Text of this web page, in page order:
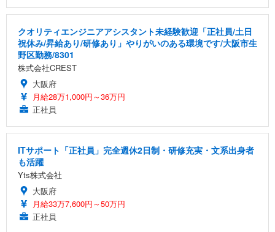
クオリティエンジニアアシスタント未経験歓迎「正社員/土日
祝休み/昇給あり/研修あり」やりがいのある環境です/大阪市生
野区勤務/8301
株式会社CREST
大阪府
月給28万1,000円～36万円
正社員
ITサポート「正社員」完全週休2日制・研修充実・文系出身者
も活躍
Yts株式会社
大阪府
月給33万7,600円～50万円
正社員